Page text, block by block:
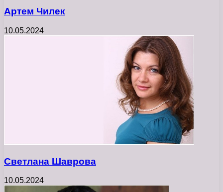
Артем Чилек
10.05.2024
Светлана Шаврова
10.05.2024